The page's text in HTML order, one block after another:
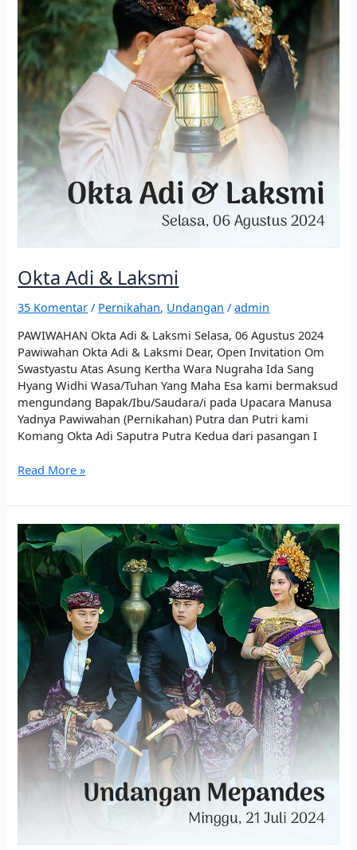
Okta Adi & Laksmi
35 Komentar / Pernikahan, Undangan /admin
PAWIWAHAN Okta Adi & Laksmi Selasa, 06 Agustus 2024
Pawiwahan Okta Adi & Laksmi Dear, Open Invitation Om
Swastyastu Atas Asung Kertha Wara Nugraha Ida Sang
Hyang Widhi Wasa/Tuhan Yang Maha Esa kami bermaksud
mengundang Bapak/Ibu/Saudara/i pada Upacara Manusa
Yadnya Pawiwahan (Pernikahan) Putra dan Putri kami
Komang Okta Adi Saputra Putra Kedua dari pasangan I
Read More »
Mepandes
I
Ketut
Budiyasa